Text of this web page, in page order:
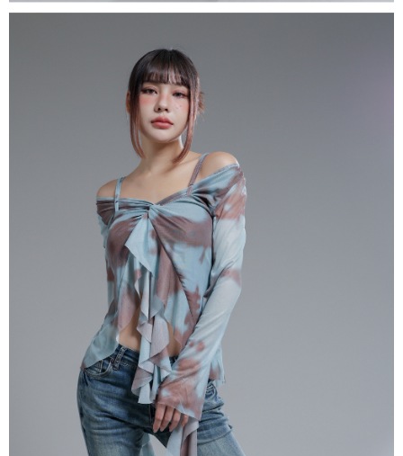
transaksi Gogo, selepas pengesahan nombor telefon, pilih bilangan
ansuran yang diingini, tarikh akhir pembayaran, dan setelah
mengesahkan pembayaran, transaksi akan selesai.
3. Jumlah kelulusan sebenar, bilangan ansuran dan jumlah bayaran
adalah berdasarkan halaman pengesahan transaksi seterusnya.
4. Dalam masa 30 minit selepas pesanan ditubuhkan, jika tidak pergi
untuk mengesahkan transaksi atau jika tidak lulus semakan, pesanan
akan dibatalkan secara automatik. Jika terdapat situasi "pindah untuk
semakan khusus" yang tidak lulus, ini menunjukkan bahawa sistem
penilaian tidak mencukupi, tiada penjelasan mengenai kandungan
penilaian boleh diberikan.
【Penerangan Kaedah Pembayaran】
1. Pembayaran ansuran tidak digabungkan dalam bil telekomunikasi,
"Pembayaran Ansuran Gogo" akan menghantar SMS peringatan
pembayaran selepas tarikh penyelesaian bulanan.
2. Melalui pautan SMS untuk membuka bil, anda boleh memilih untuk
membayar melalui "Kod bar kedai serbaneka / Kedai rasmi Taiwan
Mobile / Pemindahan bank / Pembayaran J街口 / iPASS MONEY" dan
【Nota Penting】
1. Perkhidmatan ini disediakan oleh "Taiwan Mobile Co., Ltd." untuk
membolehkan pengguna membeli produk atau perkhidmatan melalui
perkhidmatan ini semasa transaksi, dan kedai akan menyerahkan hak